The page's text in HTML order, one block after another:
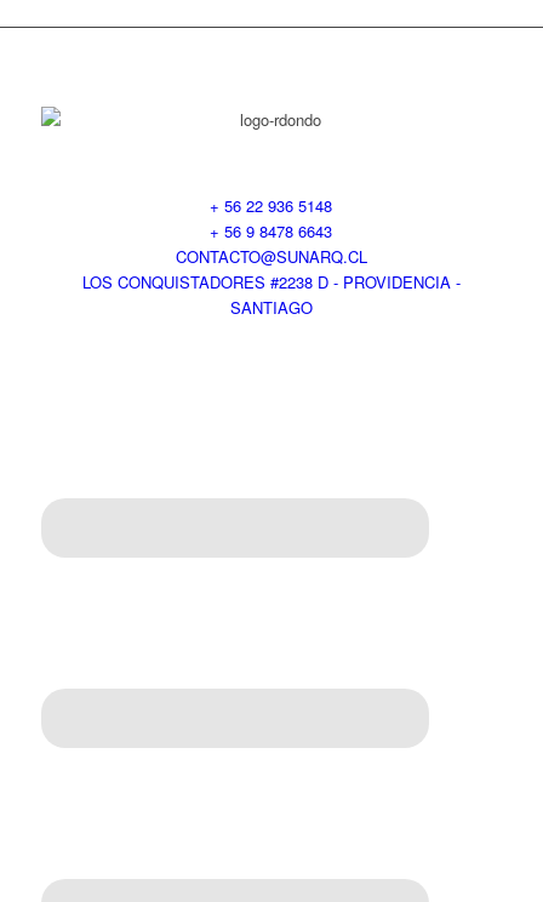
+ 56 22 936 5148
+ 56 9 8478 6643
CONTACTO@SUNARQ.CL
LOS CONQUISTADORES #2238 D - PROVIDENCIA -
SANTIAGO